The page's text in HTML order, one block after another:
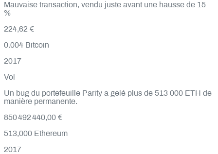
Mauvaise transaction, vendu juste avant une hausse de 15
%
224,62 €
0.004 Bitcoin
2017
Vol
Un bug du portefeuille Parity a gelé plus de 513 000 ETH de
manière permanente.
850 492 440,00 €
513,000 Ethereum
2017